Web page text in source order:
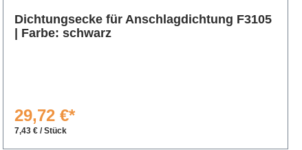
Dichtungsecke für Anschlagdichtung F3105
| Farbe: schwarz
29,72 €*
7,43 € / Stück